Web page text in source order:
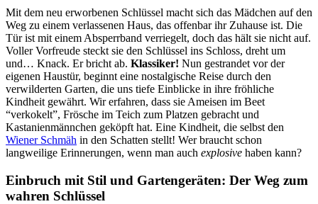
Mit dem neu erworbenen Schlüssel macht sich das Mädchen auf den
Weg zu einem verlassenen Haus, das offenbar ihr Zuhause ist. Die
Tür ist mit einem Absperrband verriegelt, doch das hält sie nicht auf.
Voller Vorfreude steckt sie den Schlüssel ins Schloss, dreht um
und… Knack. Er bricht ab. Klassiker! Nun gestrandet vor der
eigenen Haustür, beginnt eine nostalgische Reise durch den
verwilderten Garten, die uns tiefe Einblicke in ihre fröhliche
Kindheit gewährt. Wir erfahren, dass sie Ameisen im Beet
“verkokelt”, Frösche im Teich zum Platzen gebracht und
Kastanienmännchen geköpft hat. Eine Kindheit, die selbst den
Wiener Schmäh in den Schatten stellt! Wer braucht schon
langweilige Erinnerungen, wenn man auch explosive haben kann?
Einbruch mit Stil und Gartengeräten: Der Weg zum
wahren Schlüssel